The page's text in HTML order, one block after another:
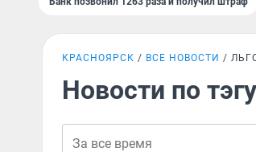
КРАСНОЯРСК ВСЕ НОВОСТИ
Новости по